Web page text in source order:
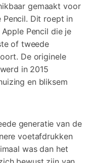
gemaakt voor
Dit roept in
Pencil die je
of tweede
De originele
in 2015
en bliksem
generatie van de
voetafdrukken
was dan het